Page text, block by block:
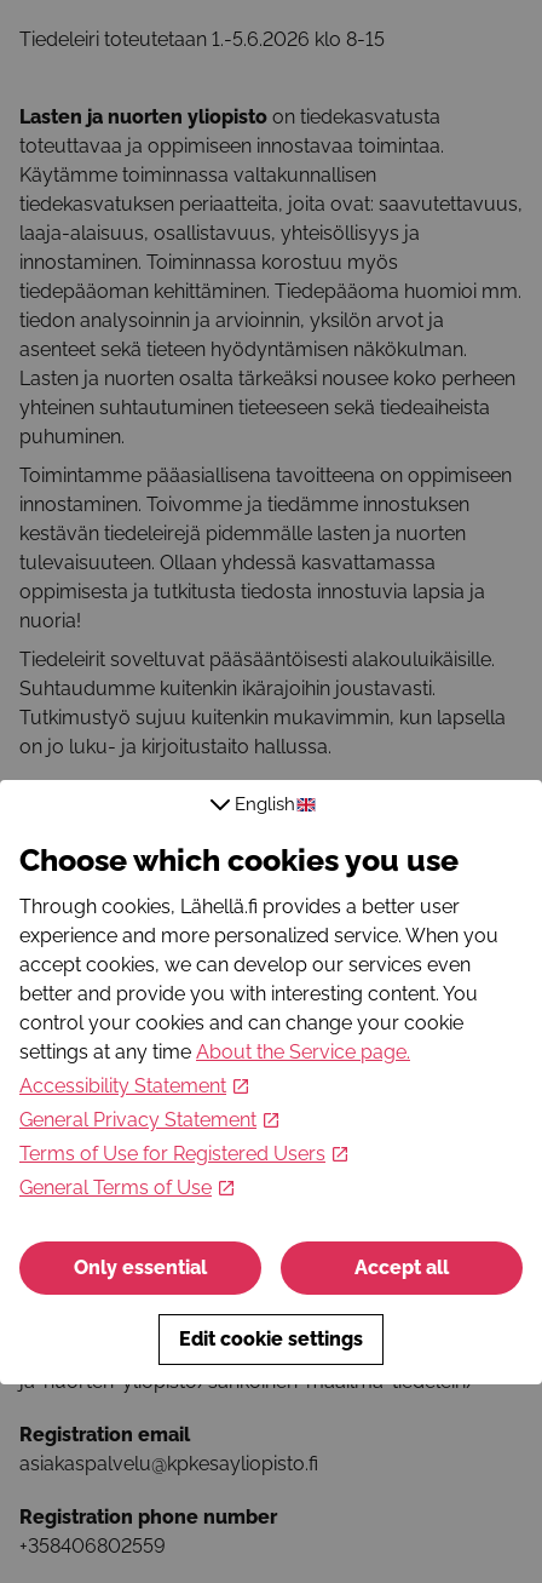
Tiedeleiri toteutetaan 1.-5.6.2026 klo 8-15
Lasten ja nuorten yliopisto on tiedekasvatusta
toteuttavaa ja oppimiseen innostavaa toimintaa.
Käytämme toiminnassa valtakunnallisen
tiedekasvatuksen periaatteita, joita ovat: saavutettavuus,
laaja-alaisuus, osallistavuus, yhteisöllisyys ja
innostaminen. Toiminnassa korostuu myös
tiedepääoman kehittäminen. Tiedepääoma huomioi mm.
tiedon analysoinnin ja arvioinnin, yksilön arvot ja
asenteet sekä tieteen hyödyntämisen näkökulman.
Lasten ja nuorten osalta tärkeäksi nousee koko perheen
yhteinen suhtautuminen tieteeseen sekä tiedeaiheista
puhuminen.
Toimintamme pääasiallisena tavoitteena on oppimiseen
innostaminen. Toivomme ja tiedämme innostuksen
kestävän tiedeleirejä pidemmälle lasten ja nuorten
tulevaisuuteen. Ollaan yhdessä kasvattamassa
oppimisesta ja tutkitusta tiedosta innostuvia lapsia ja
nuoria!
Tiedeleirit soveltuvat pääsääntöisesti alakouluikäisille.
Suhtaudumme kuitenkin ikärajoihin joustavasti.
Tutkimustyö sujuu kuitenkin mukavimmin, kun lapsella
on jo luku- ja kirjoitustaito hallussa.
Tiedeleireille ilmoittaudutaan viimeistään 30.4.2026.
Age group 7-12
Form
Camps, trips, and excursions
Finnish
Kokkola
Is there a charge?
Paid
125 €(maksu ei sisällä eikä siihen lisätä arvonlisäveroa).
myös lounaan ja välipalan.
Registration is required
https://www.kpkesayliopisto.fi/koulutustarjonta/lasten-
ja-nuorten-yliopisto/sahkoinen-maailma-tiedeleiri/
Registration email
asiakaspalvelu@kpkesayliopisto.fi
Registration phone number
+358406802559
English
Choose which cookies you use
Through cookies, Lähellä.fi provides a better user
experience and more personalized service. When you
accept cookies, we can develop our services even
better and provide you with interesting content. You
control your cookies and can change your cookie
settings at any time About the Service page.
Accessibility Statement
General Privacy Statement
Terms of Use for Registered Users
General Terms of Use
Only essential Accept all
Edit cookie settings